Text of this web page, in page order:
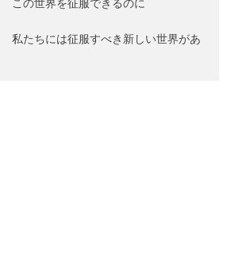
この世界を征服できるのに
たちには征服すべき新しい世界があ